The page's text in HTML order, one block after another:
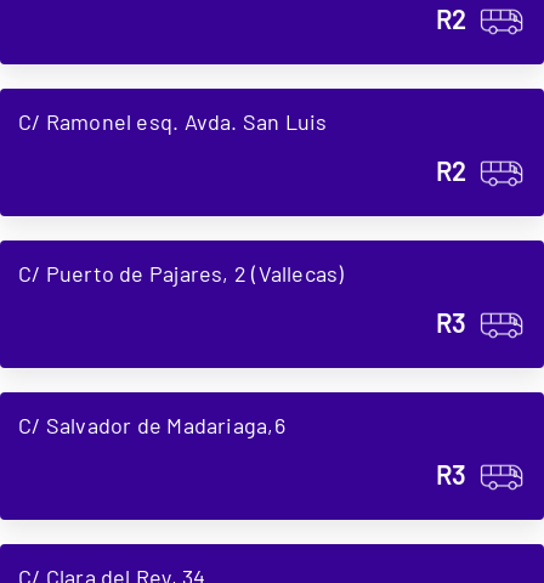
R2
C/ Ramonel esq. Avda. San Luis
R2
C/ Puerto de Pajares, 2 (Vallecas)
R3
C/ Salvador de Madariaga,6
R3
C/ Clara del Rey, 34